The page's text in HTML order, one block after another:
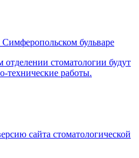
бульваре
стоматологии будут
технические работы.
сайта стоматологической